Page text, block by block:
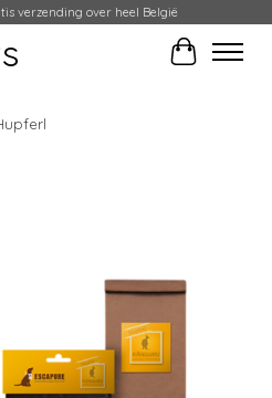
verzending over heel België